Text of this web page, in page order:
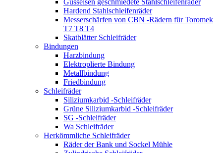
Gusseisen geschmiedete Stahlschleifenräder
Hardend Stahlschleifenräder
Messerschärfen von CBN -Rädern für Toromek
T7 T8 T4
Skatblätter Schleifräder
Bindungen
Harzbindung
Elektroplierte Bindung
Metallbindung
Friedbindung
Schleifräder
Siliziumkarbid -Schleifräder
Grüne Siliziumkarbid -Schleifräder
SG -Schleifräder
Wa Schleifräder
Herkömmliche Schleifräder
Räder der Bank und Sockel Mühle